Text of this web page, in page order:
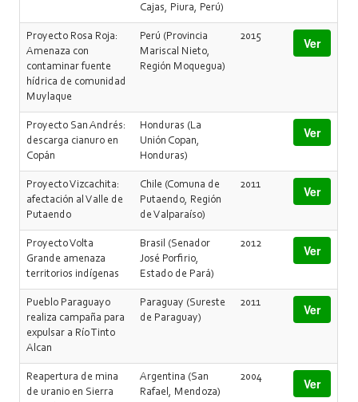
Cajas, Piura, Perú)
Proyecto Rosa Roja:
Amenaza con
contaminar fuente
hídrica de comunidad
Muylaque
Perú (Provincia
Mariscal Nieto,
Región Moquegua)
2015 Ver
Proyecto San Andrés:
descarga cianuro en
Copán
Honduras (La
Unión Copan,
Honduras)
Ver
Proyecto Vizcachita:
afectación al Valle de
Putaendo
Chile (Comuna de
Putaendo, Región
de Valparaíso)
2011 Ver
Proyecto Volta
Grande amenaza
territorios indígenas
Brasil (Senador
José Porfirio,
Estado de Pará)
2012 Ver
Pueblo Paraguayo
realiza campaña para
expulsar a Río Tinto
Alcan
Paraguay (Sureste
de Paraguay)
2011 Ver
Reapertura de mina
de uranio en Sierra
Argentina (San
Rafael, Mendoza)
2004 Ver